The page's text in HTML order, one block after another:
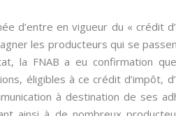
d’entre en vigueur du « crédit
les producteurs qui se
la FNAB a eu confirmation
éligibles à ce crédit d’impôt,
à destination de ses